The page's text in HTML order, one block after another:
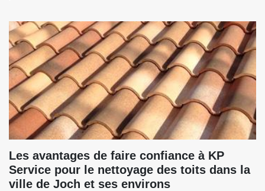
Les avantages de faire confiance à KP
Service pour le nettoyage des toits dans la
ville de Joch et ses environs